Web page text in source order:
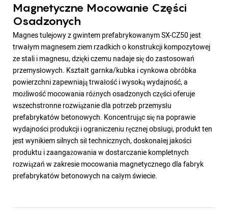
Magnetyczne Mocowanie Części
Osadzonych
Magnes tulejowy z gwintem prefabrykowanym SX-CZ50 jest
trwałym magnesem ziem rzadkich o konstrukcji kompozytowej
ze stali i magnesu, dzięki czemu nadaje się do zastosowań
przemysłowych. Kształt garnka/kubka i cynkowa obróbka
powierzchni zapewniają trwałość i wysoką wydajność, a
możliwość mocowania różnych osadzonych części oferuje
wszechstronne rozwiązanie dla potrzeb przemysłu
prefabrykatów betonowych. Koncentrując się na poprawie
wydajności produkcji i ograniczeniu ręcznej obsługi, produkt ten
jest wynikiem silnych sił technicznych, doskonałej jakości
produktu i zaangażowania w dostarczanie kompletnych
rozwiązań w zakresie mocowania magnetycznego dla fabryk
prefabrykatów betonowych na całym świecie.